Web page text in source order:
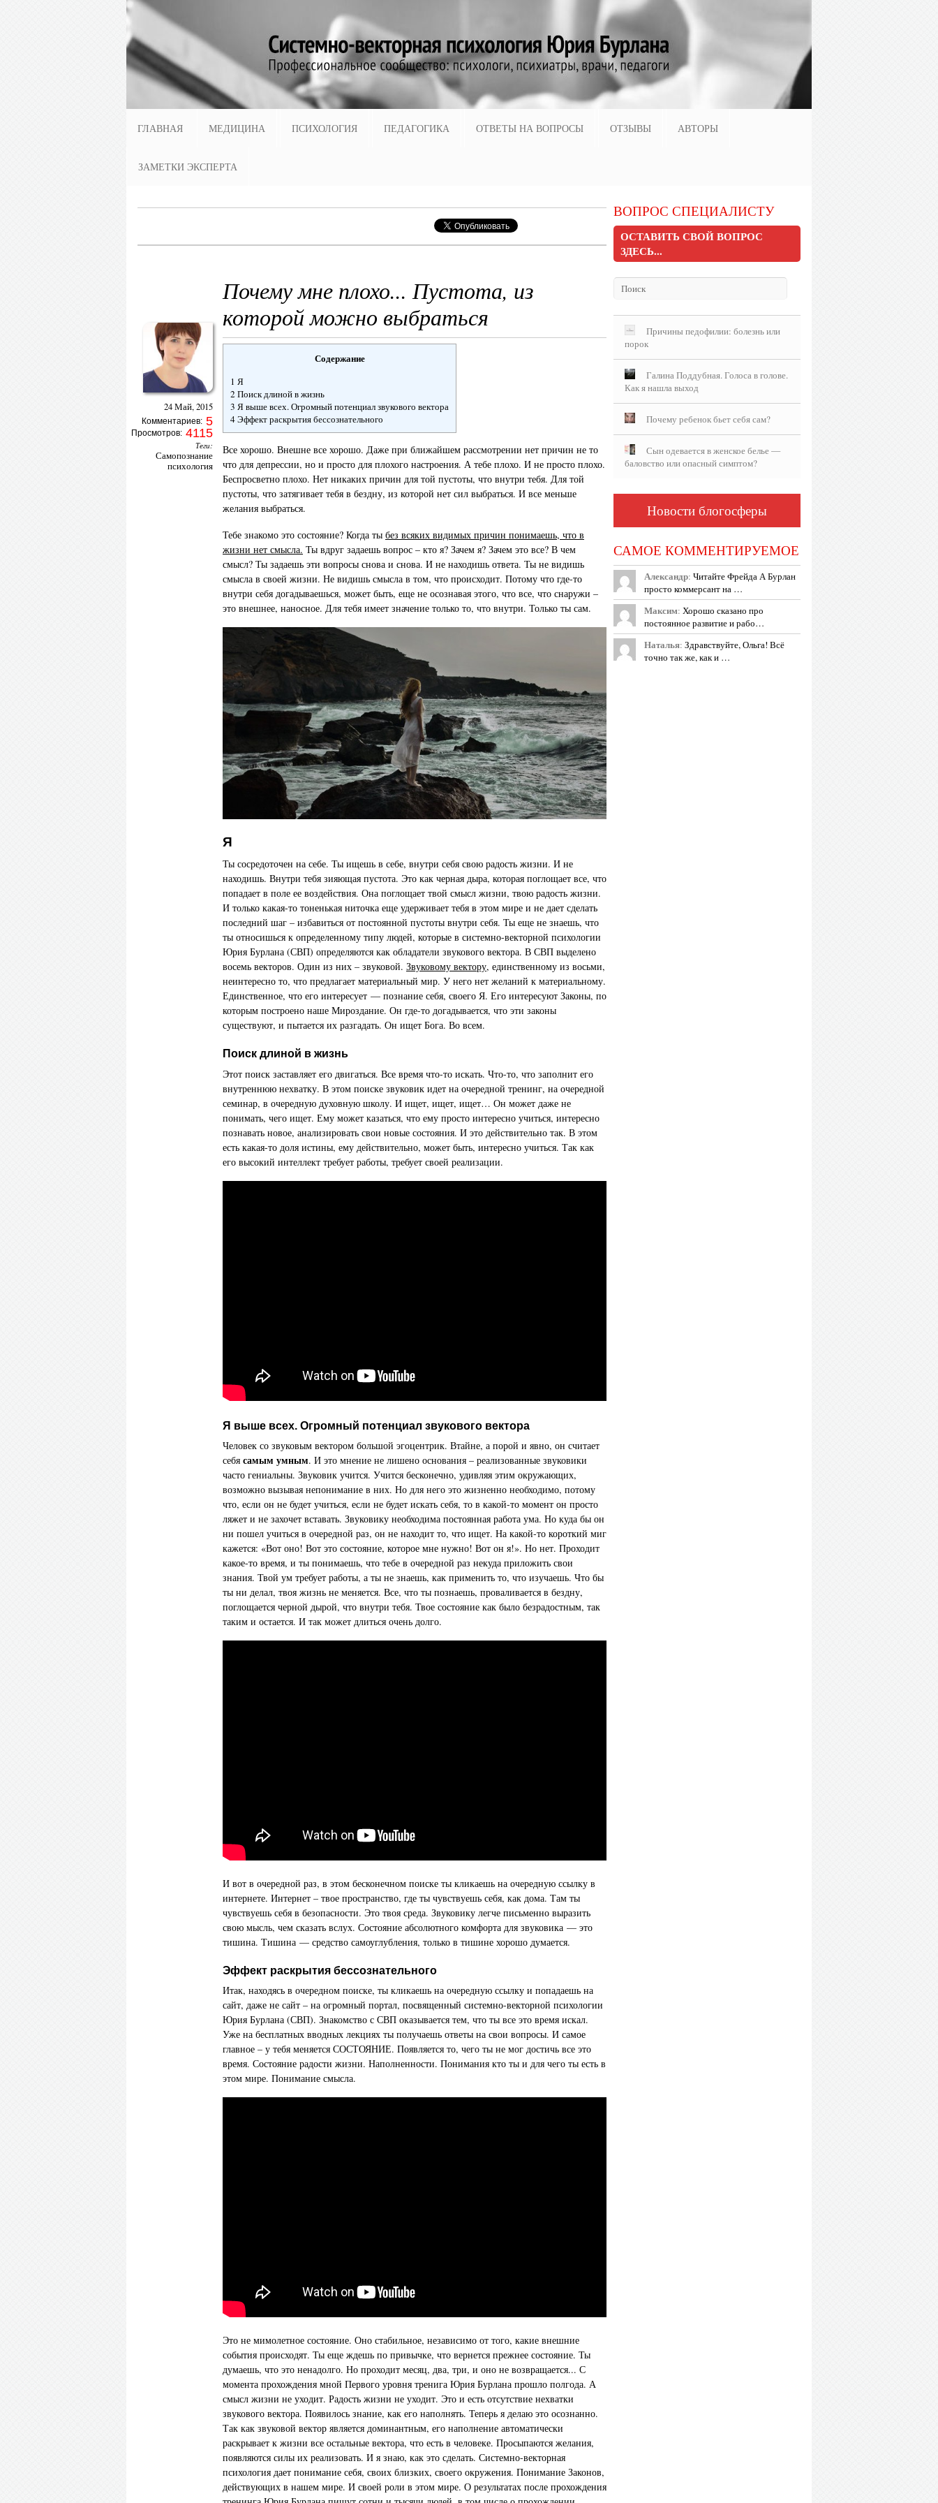
ГЛАВНАЯ МЕДИЦИНА ПСИХОЛОГИЯ ПЕДАГОГИКА ОТВЕТЫ НА ВОПРОСЫ ОТЗЫВЫ АВТОРЫ
ЗАМЕТКИ ЭКСПЕРТА
Почему мне плохо... Пустота, из
которой можно выбраться
Содержание
1 Я
2 Поиск длиной в жизнь
3 Я выше всех. Огромный потенциал звукового вектора
4 Эффект раскрытия бессознательного
Все хорошо. Внешне все хорошо. Даже при ближайшем рассмотрении нет причин не то
что для депрессии, но и просто для плохого настроения. А тебе плохо. И не просто плохо.
Беспросветно плохо. Нет никаких причин для той пустоты, что внутри тебя. Для той
пустоты, что затягивает тебя в бездну, из которой нет сил выбраться. И все меньше
желания выбраться.
Тебе знакомо это состояние? Когда ты без всяких видимых причин понимаешь, что в
жизни нет смысла. Ты вдруг задаешь вопрос – кто я? Зачем я? Зачем это все? В чем
смысл? Ты задаешь эти вопросы снова и снова. И не находишь ответа. Ты не видишь
смысла в своей жизни. Не видишь смысла в том, что происходит. Потому что где-то
внутри себя догадываешься, может быть, еще не осознавая этого, что все, что снаружи –
это внешнее, наносное. Для тебя имеет значение только то, что внутри. Только ты сам.
Я
Ты сосредоточен на себе. Ты ищешь в себе, внутри себя свою радость жизни. И не
находишь. Внутри тебя зияющая пустота. Это как черная дыра, которая поглощает все, что
попадает в поле ее воздействия. Она поглощает твой смысл жизни, твою радость жизни.
И только какая-то тоненькая ниточка еще удерживает тебя в этом мире и не дает сделать
последний шаг – избавиться от постоянной пустоты внутри себя. Ты еще не знаешь, что
ты относишься к определенному типу людей, которые в системно-векторной психологии
Юрия Бурлана (СВП) определяются как обладатели звукового вектора. В СВП выделено
восемь векторов. Один из них – звуковой. Звуковому вектору, единственному из восьми,
неинтересно то, что предлагает материальный мир. У него нет желаний к материальному.
Единственное, что его интересует — познание себя, своего Я. Его интересуют Законы, по
которым построено наше Мироздание. Он где-то догадывается, что эти законы
существуют, и пытается их разгадать. Он ищет Бога. Во всем.
Поиск длиной в жизнь
Этот поиск заставляет его двигаться. Все время что-то искать. Что-то, что заполнит его
внутреннюю нехватку. В этом поиске звуковик идет на очередной тренинг, на очередной
семинар, в очередную духовную школу. И ищет, ищет, ищет… Он может даже не
понимать, чего ищет. Ему может казаться, что ему просто интересно учиться, интересно
познавать новое, анализировать свои новые состояния. И это действительно так. В этом
есть какая-то доля истины, ему действительно, может быть, интересно учиться. Так как
его высокий интеллект требует работы, требует своей реализации.
Я выше всех. Огромный потенциал звукового вектора
Человек со звуковым вектором большой эгоцентрик. Втайне, а порой и явно, он считает
себя самым умным. И это мнение не лишено основания – реализованные звуковики
часто гениальны. Звуковик учится. Учится бесконечно, удивляя этим окружающих,
возможно вызывая непонимание в них. Но для него это жизненно необходимо, потому
что, если он не будет учиться, если не будет искать себя, то в какой-то момент он просто
ляжет и не захочет вставать. Звуковику необходима постоянная работа ума. Но куда бы он
ни пошел учиться в очередной раз, он не находит то, что ищет. На какой-то короткий миг
кажется: «Вот оно! Вот это состояние, которое мне нужно! Вот он я!». Но нет. Проходит
какое-то время, и ты понимаешь, что тебе в очередной раз некуда приложить свои
знания. Твой ум требует работы, а ты не знаешь, как применить то, что изучаешь. Что бы
ты ни делал, твоя жизнь не меняется. Все, что ты познаешь, проваливается в бездну,
поглощается черной дырой, что внутри тебя. Твое состояние как было безрадостным, так
таким и остается. И так может длиться очень долго.
И вот в очередной раз, в этом бесконечном поиске ты кликаешь на очередную ссылку в
интернете. Интернет – твое пространство, где ты чувствуешь себя, как дома. Там ты
чувствуешь себя в безопасности. Это твоя среда. Звуковику легче письменно выразить
свою мысль, чем сказать вслух. Состояние абсолютного комфорта для звуковика — это
тишина. Тишина — средство самоуглубления, только в тишине хорошо думается.
Эффект раскрытия бессознательного
Итак, находясь в очередном поиске, ты кликаешь на очередную ссылку и попадаешь на
сайт, даже не сайт – на огромный портал, посвященный системно-векторной психологии
Юрия Бурлана (СВП). Знакомство с СВП оказывается тем, что ты все это время искал.
Уже на бесплатных вводных лекциях ты получаешь ответы на свои вопросы. И самое
главное – у тебя меняется СОСТОЯНИЕ. Появляется то, чего ты не мог достичь все это
время. Состояние радости жизни. Наполненности. Понимания кто ты и для чего ты есть в
этом мире. Понимание смысла.
Это не мимолетное состояние. Оно стабильное, независимо от того, какие внешние
события происходят. Ты еще ждешь по привычке, что вернется прежнее состояние. Ты
думаешь, что это ненадолго. Но проходит месяц, два, три, и оно не возвращается... С
момента прохождения мной Первого уровня тренига Юрия Бурлана прошло полгода. А
смысл жизни не уходит. Радость жизни не уходит. Это и есть отсутствие нехватки
звукового вектора. Появилось знание, как его наполнять. Теперь я делаю это осознанно.
Так как звуковой вектор является доминантным, его наполнение автоматически
раскрывает к жизни все остальные вектора, что есть в человеке. Просыпаются желания,
появляются силы их реализовать. И я знаю, как это сделать. Системно-векторная
психология дает понимание себя, своих близких, своего окружения. Понимание Законов,
действующих в нашем мире. И своей роли в этом мире. О результатах после прохождения
24 Май, 2015
Комментариев: 5
Просмотров: 4115
Теги:
Самопознание
психология
ВОПРОС СПЕЦИАЛИСТУ
ОСТАВИТЬ СВОЙ ВОПРОС
ЗДЕСЬ...
Причины педофилии: болезнь или
порок
Галина Поддубная. Голоса в голове.
Как я нашла выход
Почему ребенок бьет себя сам?
Сын одевается в женское белье —
баловство или опасный симптом?
Новости блогосферы
САМОЕ КОММЕНТИРУЕМОЕ
Александр: Читайте Фрейда А Бурлан
просто коммерсант на …
Максим: Хорошо сказано про
постоянное развитие и рабо…
Наталья: Здравствуйте, Ольга! Всё
точно так же, как и …